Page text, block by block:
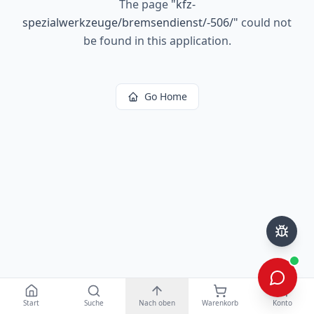
The page "kfz-
spezialwerkzeuge/bremsendienst/-506/" could not
be found in this application.
Go Home
Start Suche Nach oben Warenkorb Konto